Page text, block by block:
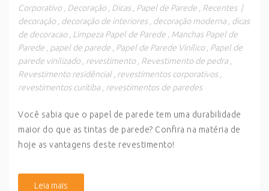
Corporativo
Decoração Dicas Papel de Parede Recentes |
decoração
decoração de interiores decoração moderna
dicas
de decoracao
Limpeza Papel de Parede
Manchas Papel de
Parede
papel de parede Papel de Parede Vinílico
Papel de
parede vinilizado
revestimento Revestimento de pedra
Revestimento residêncial
revestimentos corporativos
revestimentos curitiba
revestimentos de paredes
Você sabia que o papel de parede tem uma durabilidade
maior do que as tintas de parede? Confira na matéria de
hoje as vantagens deste revestimento!
Leia mais